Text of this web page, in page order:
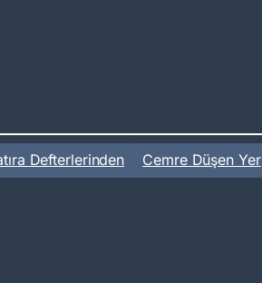
Defterlerinden Cemre Düşen Yer